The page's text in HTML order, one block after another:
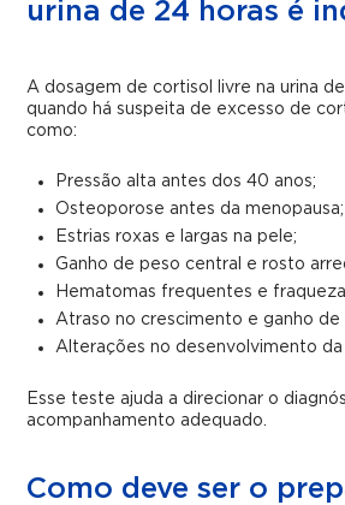
urina de 24 horas é
A dosagem de cortisol livre na urina
quando há suspeita de excesso de
como:
Pressão alta antes dos 40 anos;
Osteoporose antes da menopausa;
Estrias roxas e largas na pele;
Ganho de peso central e rosto
Hematomas frequentes e
Atraso no crescimento e ganho de
Alterações no desenvolvimento
Esse teste ajuda a direcionar o
acompanhamento adequado.
Como deve ser o